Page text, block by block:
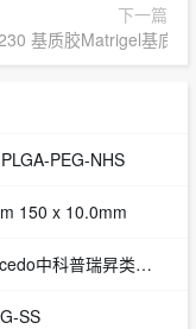
2.0ml
下一篇
基质胶Matrigel基底
PEG-NHS
150 x 10.0mm
基(PRS-OCM-3D)一级代理
SS